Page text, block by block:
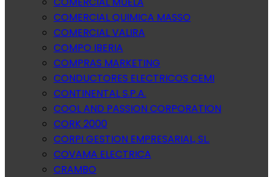
COMERCIAL QUIMICA MASSO
COMERCIAL VALIRA
COMPO IBERIA
COMPRAS MARKETING
CONDUCTORES ELECTRICOS CEMI
CONTINENTAL S.P.A.
COOL AND PASSION CORPORATION
CORK 2000
CORPI GESTION EMPRESARIAL, SL.
COVAMA ELECTRICA
CRAMBO